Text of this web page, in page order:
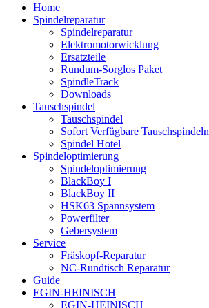
Home
Spindelreparatur
Spindelreparatur
Elektromotorwicklung
Ersatzteile
Rundum-Sorglos Paket
SpindleTrack
Downloads
Tauschspindel
Tauschspindel
Sofort Verfügbare Tauschspindeln
Spindel Hotel
Spindeloptimierung
Spindeloptimierung
BlackBoy I
BlackBoy II
HSK63 Spannsystem
Powerfilter
Gebersystem
Service
Fräskopf-Reparatur
NC-Rundtisch Reparatur
Guide
EGIN-HEINISCH
EGIN-HEINISCH